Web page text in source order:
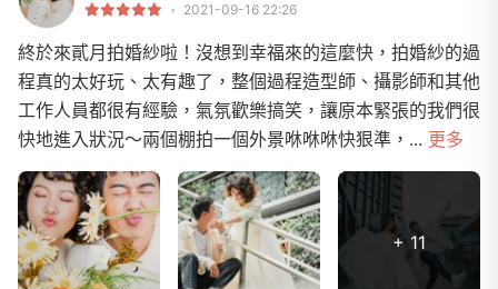
2021-09-16 22:26
終於來貳月拍婚紗啦！沒想到幸福來的這麼快，拍婚紗的過
程真的太好玩、太有趣了，整個過程造型師、攝影師和其他
工作人員都很有經驗，氣氛歡樂搞笑，讓原本緊張的我們很
快地進入狀況～兩個棚拍一個外景咻咻咻快狠準，... 更多
+ 11